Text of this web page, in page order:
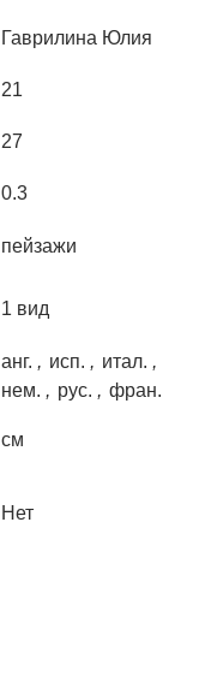
Гаврилина Юлия
21
27
0.3
пейзажи
1 вид
анг. , исп. , итал. ,
нем. , рус. , фран.
см
Нет